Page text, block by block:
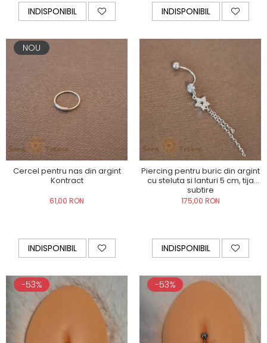
INDISPONIBIL INDISPONIBIL
NOU
Cercel pentru nas din argint
Kontract
61,00 RON
INDISPONIBIL
Piercing pentru buric din argint
cu steluta si lanturi 5 cm, tija
subtire
175,00 RON
INDISPONIBIL
-53% -53%